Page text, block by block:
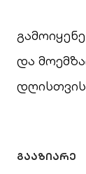
და
ᲒᲐᲐᲖᲘᲐᲠᲔ